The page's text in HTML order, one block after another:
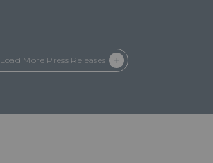
Load More Press Releases